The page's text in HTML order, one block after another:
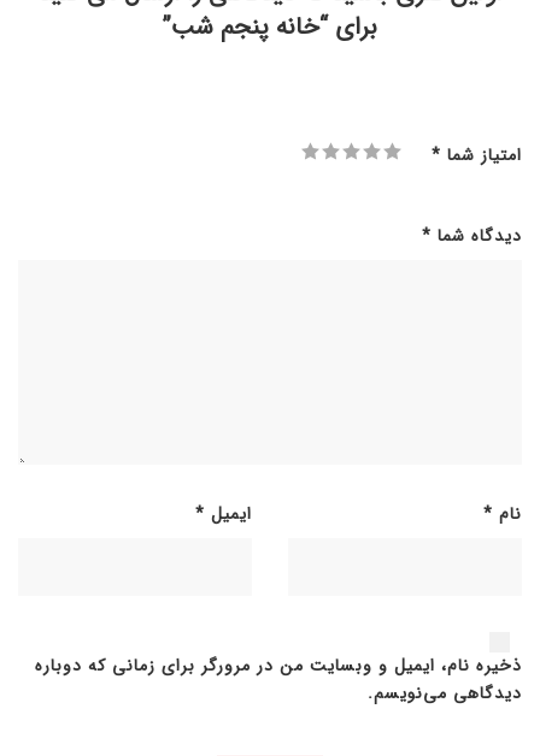
برای “خانه پنجم شب”
امتیاز شما *
دیدگاه شما *
نام * ایمیل *
ذخیره نام، ایمیل و وبسایت من در مرورگر برای زمانی که دوباره
دیدگاهی می‌نویسم.